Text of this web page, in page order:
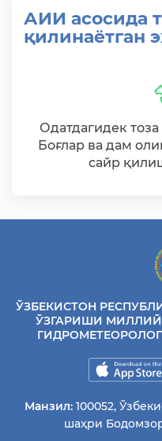
АИИ асосида
қилинаётган
Одатдагидек
Боғлар ва дам
сайр
ЎЗБЕКИСТОН
ЎЗГАРИШИ
Манзил: 100052,
шаҳри